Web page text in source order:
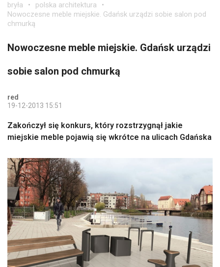
bryła
polska architektura
Nowoczesne meble miejskie. Gdańsk urządzi sobie salon pod
chmurką
Nowoczesne meble miejskie. Gdańsk urządzi
sobie salon pod chmurką
red
19-12-2013 15:51
Zakończył się konkurs, który rozstrzygnął jakie
miejskie meble pojawią się wkrótce na ulicach Gdańska